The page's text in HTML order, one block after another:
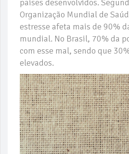
países desenvolvidos.
Organização Mundial de
estresse afeta mais de 90%
mundial. No Brasil, 70% da
com esse mal, sendo que
elevados.